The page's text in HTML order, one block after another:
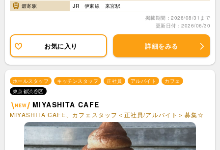
最寄駅
JR 伊東線 来宮駅
掲載期間：2026/08/31まで
更新日付：2026/06/30
お気に入り 詳細をみる
ホールスタッフ キッチンスタッフ 正社員 アルバイト
カフェ
東京都渋谷区
MIYASHITA CAFE
MIYASHITA CAFE、カフェスタッフ＜正社員/アルバイト＞募集☆